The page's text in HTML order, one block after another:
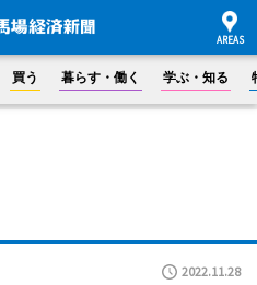
買う 暮らす・働く 学ぶ・知る
2022.11.28